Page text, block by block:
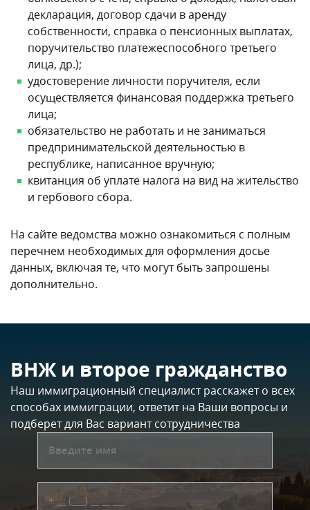
декларация, договор сдачи в аренду
собственности, справка о пенсионных выплатах,
поручительство платежеспособного третьего
лица, др.);
удостоверение личности поручителя, если
осуществляется финансовая поддержка третьего
лица;
обязательство не работать и не заниматься
предпринимательской деятельностью в
республике, написанное вручную;
квитанция об уплате налога на вид на жительство
и гербового сбора.
На сайте ведомства можно ознакомиться с полным
перечнем необходимых для оформления досье
данных, включая те, что могут быть запрошены
дополнительно.
ВНЖ и второе гражданство
Наш иммиграционный специалист расскажет о всех
способах иммиграции, ответит на Ваши вопросы и
подберет для Вас вариант сотрудничества